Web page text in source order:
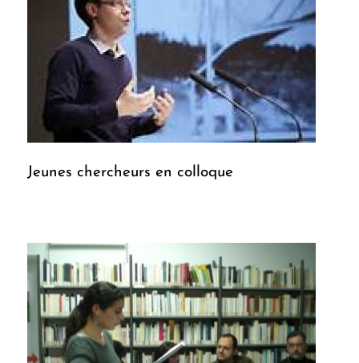
Jeunes chercheurs en colloque